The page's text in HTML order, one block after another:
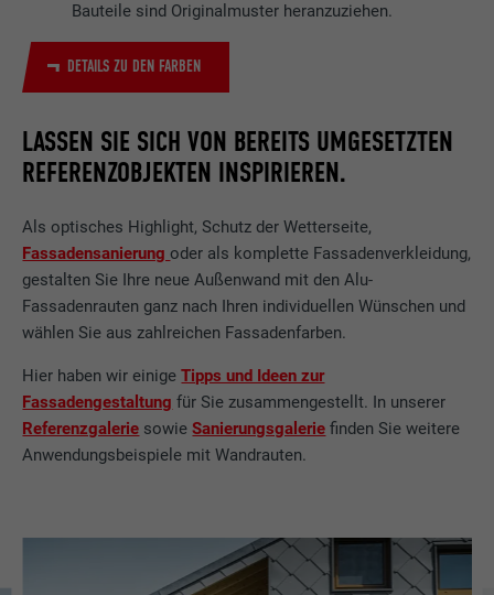
Bauteile sind Originalmuster heranzuziehen.
DETAILS ZU DEN FARBEN
LASSEN SIE SICH VON BEREITS UMGESETZTEN
REFERENZOBJEKTEN INSPIRIEREN.
Als optisches Highlight, Schutz der Wetterseite,
Fassadensanierung oder als komplette Fassadenverkleidung,
gestalten Sie Ihre neue Außenwand mit den Alu-
Fassadenrauten ganz nach Ihren individuellen Wünschen und
wählen Sie aus zahlreichen Fassadenfarben.
Hier haben wir einigeTipps und Ideen zur
Fassadengestaltung für Sie zusammengestellt. In unserer
Referenzgalerie sowieSanierungsgalerie finden Sie weitere
Anwendungsbeispiele mit Wandrauten.